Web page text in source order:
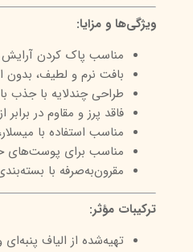
میکاپ رز
شال کوین
اوک
سون کوئین
ویژگی‌ها و مزایا:
مناسب پاک کردن
بافت نرم و لطیف،
طراحی چندلایه با جذب
فاقد پرز و مقاوم در
مناسب استفاده با
مناسب برای
مقرون‌به‌صرفه با بسته‌بندی 117
ترکیبات مؤثر:
تهیه‌شده از الیاف